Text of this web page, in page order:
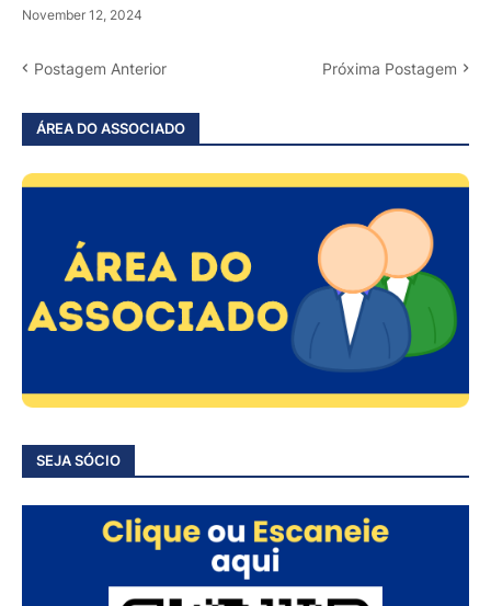
November 12, 2024
Postagem Anterior Próxima Postagem
ÁREA DO ASSOCIADO
SEJA SÓCIO